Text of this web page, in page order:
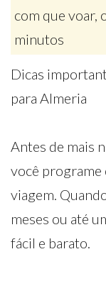
com que voar,
minutos
Dicas
para Almeria
Antes de mais
você programe
viagem.
meses ou até
fácil e barato.